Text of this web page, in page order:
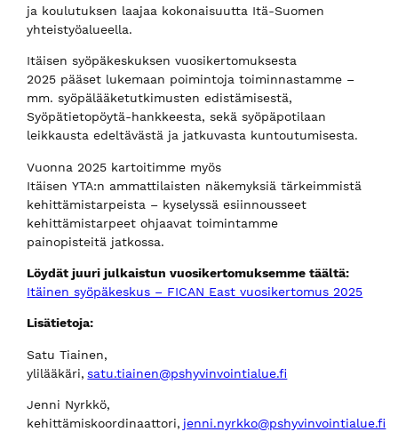
ja koulutuksen laajaa kokonaisuutta Itä-Suomen
yhteistyöalueella.
Itäisen syöpäkeskuksen vuosikertomuksesta
2025 pääset lukemaan poimintoja toiminnastamme –
mm. syöpälääketutkimusten edistämisestä,
Syöpätietopöytä-hankkeesta, sekä syöpäpotilaan
leikkausta edeltävästä ja jatkuvasta kuntoutumisesta.
Vuonna 2025 kartoitimme myös
Itäisen YTA:n ammattilaisten näkemyksiä tärkeimmistä
kehittämistarpeista – kyselyssä esiinnousseet
kehittämistarpeet ohjaavat toimintamme
painopisteitä jatkossa.
Löydät juuri julkaistun vuosikertomuksemme täältä:
Itäinen syöpäkeskus – FICAN East vuosikertomus 2025
Lisätietoja:
Satu Tiainen,
ylilääkäri,satu.tiainen@pshyvinvointialue.fi
Jenni Nyrkkö,
kehittämiskoordinaattori, jenni.nyrkko@pshyvinvointialue.fi